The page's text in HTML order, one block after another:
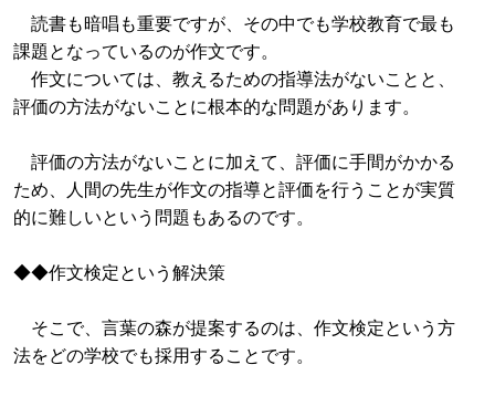
読書も暗唱も重要ですが、その中でも学校教育で最も
課題となっているのが作文です。
作文については、教えるための指導法がないことと、
評価の方法がないことに根本的な問題があります。
評価の方法がないことに加えて、評価に手間がかかる
ため、人間の先生が作文の指導と評価を行うことが実質
的に難しいという問題もあるのです。
◆◆作文検定という解決策
そこで、言葉の森が提案するのは、作文検定という方
法をどの学校でも採用することです。